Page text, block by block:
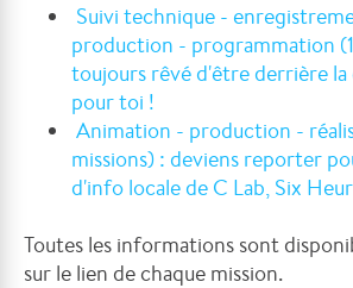
Suivi technique -
production - programmation
toujours rêvé d'être derrière la
pour toi !
Animation - production -
missions) : deviens reporter
d'info locale de C Lab, Six
Toutes les informations sont
sur le lien de chaque mission.